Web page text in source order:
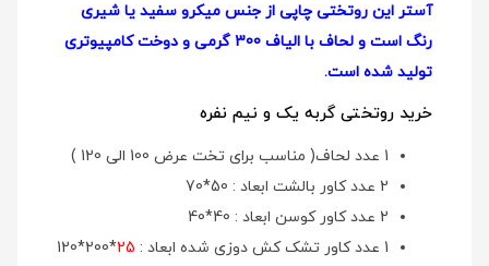
آستر این روتختی چاپی از جنس میکرو سفید یا شیری
رنگ است و لحاف با الیاف 300 گرمی و دوخت کامپیوتری
تولید شده است.
خرید روتختی گربه یک و نیم نفره
1 عدد لحاف( مناسب برای تخت عرض 100 الی 120 )
2 عدد کاور بالشت ابعاد : 50*70
2 عدد کاور کوسن ابعاد : 40*40
1 عدد کاور تشک کش دوزی شده ابعاد :
25
*200*120